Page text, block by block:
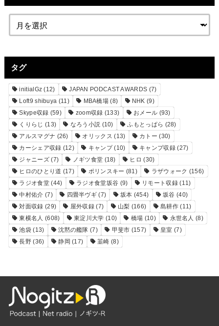
タグ
initialGz (12) JAPAN PODCAST AWARDS (7)
Loft9 shibuya (11) MBA橋場 (8) NHK (9)
Skype収録 (59) zoom収録 (133) おメール (93)
くりらじ (13) なろう小説 (10) ふもとっぱら (28)
アルスマグナ (26) オリックス (13) カトー (30)
カーシェア収録 (12) キャンプ(10) キャンプ収録(27)
ジャニーズ(7) ノギツ食堂 (18) ヒロ (30)
ヒロのひとり道 (17) ポリンスキー (81) ラザウォーク (156)
ラジオ食堂(44) ラジオ食堂坂谷 (9) リモート収録(11)
中村佑介 (7) 四畳半ヴギ (7) 坂本 (454) 坂谷 (40)
対面収録 (29) 屋外収録 (7) 山梨 (166) 島耕作(11)
東横名人 (608) 東淀川大学 (10) 橋場 (10) 永世名人 (8)
池袋 (13) 沈黙の艦隊 (7) 甲斐市 (157) 皇室 (7)
長野 (36) 静岡 (17) 韮崎 (8)